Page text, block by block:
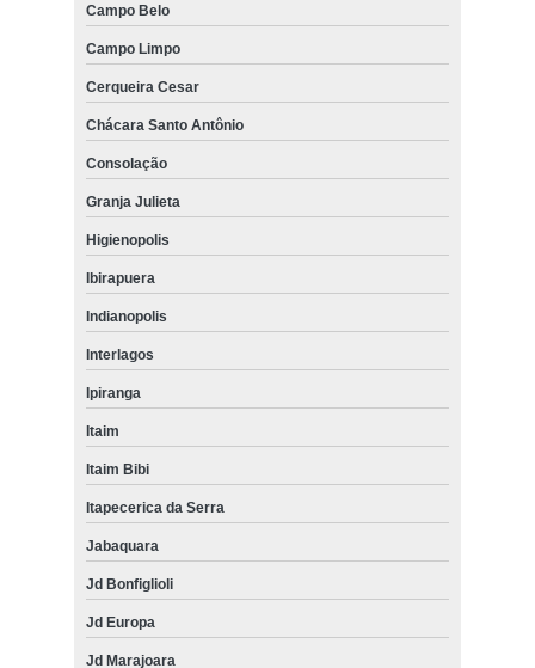
Campo Belo
Campo Limpo
Cerqueira Cesar
Chácara Santo Antônio
Consolação
Granja Julieta
Higienopolis
Ibirapuera
Indianopolis
Interlagos
Ipiranga
Itaim
Itaim Bibi
Itapecerica da Serra
Jabaquara
Jd Bonfiglioli
Jd Europa
Jd Marajoara